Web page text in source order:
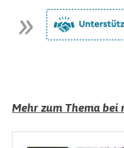
Mehr zum Thema